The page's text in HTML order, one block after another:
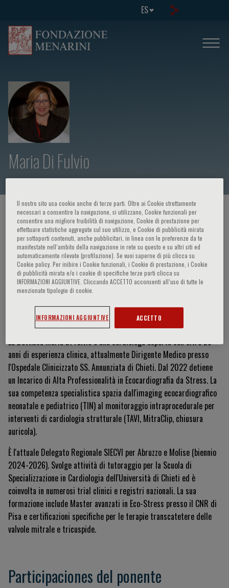
ES
Maria Di Fulvio
HOME PAGE / CURSOS Y EVENTOS / ORADOR
Maria Di Fulvio
Currículum Vitae
La Dott.ssa Maria Di Fulvio è una cardiologa esperta con oltre 25
anni di esperienza clinica, attualmente Dirigente Medico presso
l'Ospedale Clinicizzato SS. Annunziata di Chieti. Dal 2022 detiene
un Incarico di Alta Professionalità in Ecocardiografia da Stress. La
sua competenza specialistica spazia dall'imaging ecocardiografico
neonatale e pediatrico (TIN) al monitoraggio intraprocedurale per
interventi di cardiologia strutturale (TAVI, MitraClip, chiusura
auricola).
È l'attuale Delegato Regionale SIECVI per Abruzzo e Molise (biennio
2024-2026). Svolge attività di tutoraggio per la Scuola di
Specializzazione in Cardiologia dell'Università di Chieti ed è
coinvolta in numerosi trial clinici e registri nazionali. La sua
formazione include Master avanzati in Eco-Stress presso il CNR di
Pisa e certificazioni specifiche per le terapie transcatetere delle
valvole mitrale e tricuspide.
Participaciones del ponente
Il nostro sito usa cookie anche di terze parti. Oltre ai Cookie strettamente
necessari a consentire la navigazione, si utilizzano, Cookie funzionali per
consentire una migliore fruibilità di navigazione, Cookie di prestazione per
effettuare statistiche aggregate sul suo utilizzo, e Cookie di pubblicità mirata
per sottoporti contenuti, anche pubblicitari, in linea con le preferenze da te
manifestate nell‘ambito della navigazione in rete su questo e su altri siti ed
automaticamente rilevate (profilazione). Se vuoi saperne di più clicca su
Cookie policy. Per inibire i Cookie funzionali, i Cookie di prestazione, i Cookie
di pubblicità mirata e/o i cookie di specifiche terze parti clicca su
INFORMAZIONI AGGIUNTIVE. Cliccando ACCETTO acconsenti all’uso di tutte le
menzionate tipologie di cookie.
INFORMAZIONI AGGIUNTIVE ACCETTO